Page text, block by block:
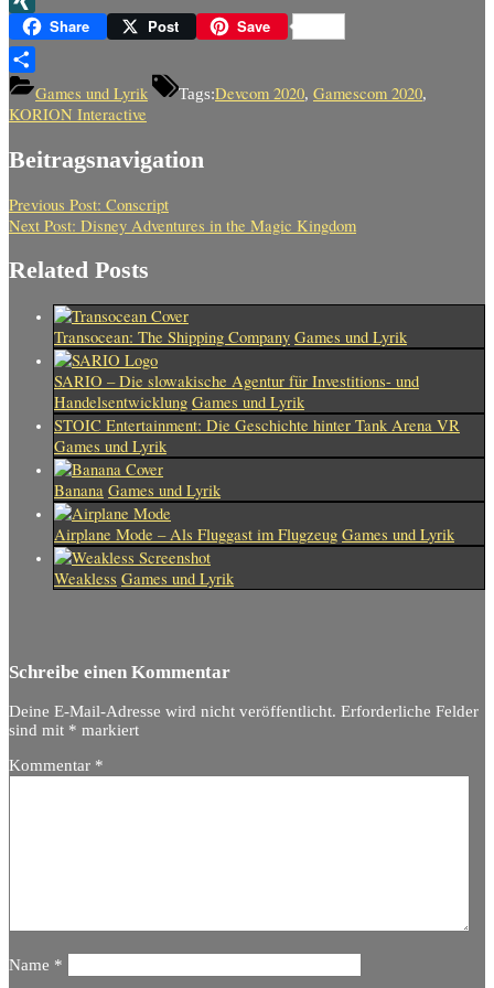
XINGShare Post Save
TeilenGames und Lyrik Tags:Devcom 2020, Gamescom 2020,
KORION Interactive
Beitragsnavigation
Previous Post: Conscript
Next Post: Disney Adventures in the Magic Kingdom
Related Posts
Transocean: The Shipping Company Games und Lyrik
SARIO – Die slowakische Agentur für Investitions- und
Handelsentwicklung Games und Lyrik
STOIC Entertainment: Die Geschichte hinter Tank Arena VR
Games und Lyrik
Banana Games und Lyrik
Airplane Mode – Als Fluggast im Flugzeug Games und Lyrik
Weakless Games und Lyrik
Schreibe einen Kommentar
Deine E-Mail-Adresse wird nicht veröffentlicht. Erforderliche Felder
sind mit * markiert
Kommentar *
Name *